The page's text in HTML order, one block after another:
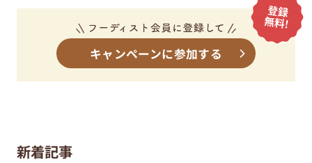
キャンペーンに参加する
新着記事